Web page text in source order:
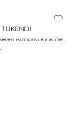
TÜKENDI